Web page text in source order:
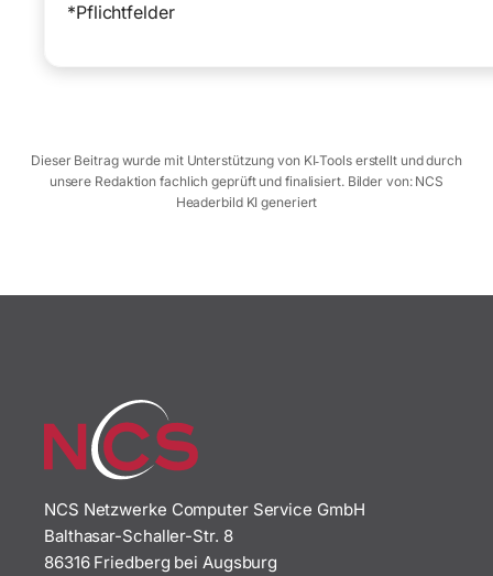
*Pflichtfelder
Dieser Beitrag wurde mit Unterstützung von KI‑Tools erstellt und durch
unsere Redaktion fachlich geprüft und finalisiert. Bilder von: NCS
Headerbild KI generiert
NCS Netzwerke Computer Service GmbH
Balthasar-Schaller-Str. 8
86316 Friedberg bei Augsburg